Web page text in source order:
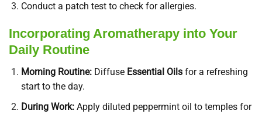
Conduct a patch test to check for allergies.
Incorporating Aromatherapy into Your
Daily Routine
Morning Routine:Diffuse Essential Oilsfor a refreshing
start to the day.
During Work:Apply diluted peppermint oil to temples for